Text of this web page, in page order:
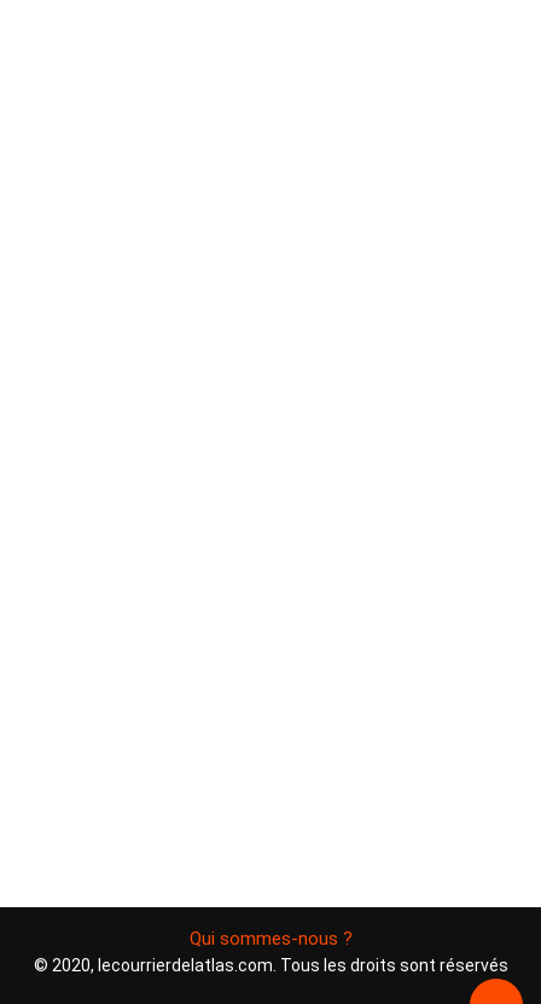
Qui sommes-nous ?
© 2020, lecourrierdelatlas.com. Tous les droits sont réservés